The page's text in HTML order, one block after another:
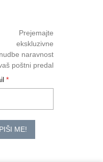
Prejemajte
ekskluzivne
naravnost
poštni predal
ME!